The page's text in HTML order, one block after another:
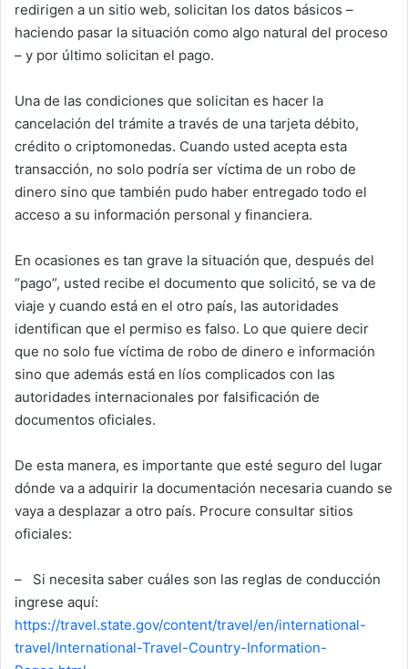
redirigen a un sitio web, solicitan los datos básicos –
haciendo pasar la situación como algo natural del proceso
– y por último solicitan el pago.
Una de las condiciones que solicitan es hacer la
cancelación del trámite a través de una tarjeta débito,
crédito o criptomonedas. Cuando usted acepta esta
transacción, no solo podría ser víctima de un robo de
dinero sino que también pudo haber entregado todo el
acceso a su información personal y financiera.
En ocasiones es tan grave la situación que, después del
“pago”, usted recibe el documento que solicitó, se va de
viaje y cuando está en el otro país, las autoridades
identifican que el permiso es falso. Lo que quiere decir
que no solo fue víctima de robo de dinero e información
sino que además está en líos complicados con las
autoridades internacionales por falsificación de
documentos oficiales.
De esta manera, es importante que esté seguro del lugar
dónde va a adquirir la documentación necesaria cuando se
vaya a desplazar a otro país. Procure consultar sitios
oficiales:
–
Si necesita saber cuáles son las reglas de conducción
ingrese aquí:
https://travel.state.gov/content/travel/en/international-
travel/International-Travel-Country-Information-